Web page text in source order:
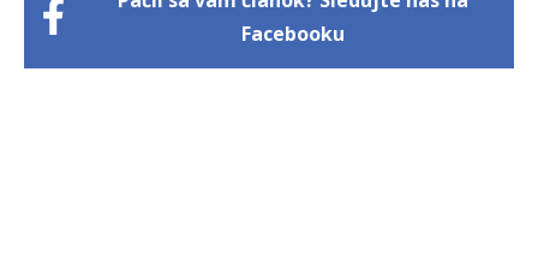
Facebooku